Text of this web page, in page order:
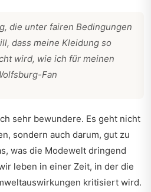
die unter fairen Bedingungen
dass meine Kleidung so
wird, wie ich für meinen
Fan
sehr bewundere. Es geht nicht
sondern auch darum, gut zu
was die Modewelt dringend
leben in einer Zeit, in der die
kritisiert wird.